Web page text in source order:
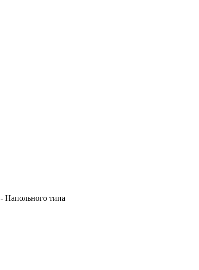
- Напольного типа